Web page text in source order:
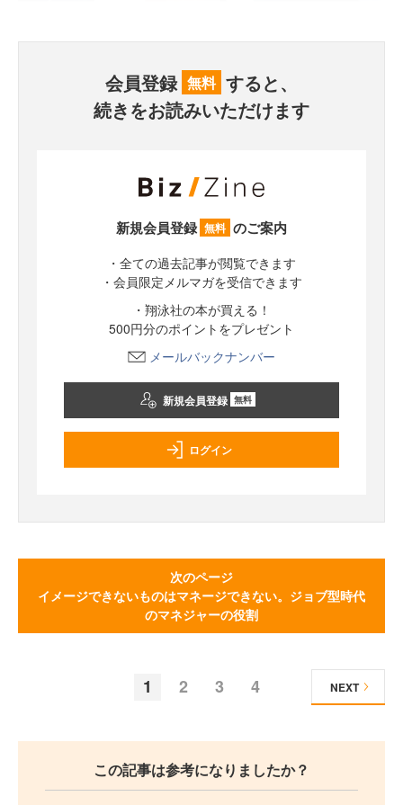
会員登録 無料 すると、
続きをお読みいただけます
新規会員登録 無料 のご案内
・全ての過去記事が閲覧できます
・会員限定メルマガを受信できます
・翔泳社の本が買える！
500円分のポイントをプレゼント
メールバックナンバー
新規会員登録 無料
ログイン
次のページ
イメージできないものはマネージできない。ジョブ型時代
のマネジャーの役割
1 2 3 4 NEXT
この記事は参考になりましたか？